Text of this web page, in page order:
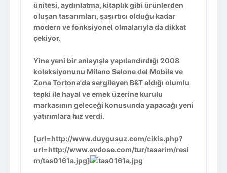
ünitesi, aydınlatma, kitaplık gibi ürünlerden
oluşan tasarımları, şaşırtıcı olduğu kadar
modern ve fonksiyonel olmalarıyla da dikkat
çekiyor.
Yine yeni bir anlayışla yapılandırdığı 2008
koleksiyonunu Milano Salone del Mobile ve
Zona Tortona'da sergileyen B&T aldığı olumlu
tepki ile hayal ve emek üzerine kurulu
markasının geleceği konusunda yapacağı yeni
yatırımlara hız verdi.
[url=http://www.duygusuz.com/cikis.php?
url=http://www.evdose.com/tur/tasarim/resi
m/tas0161a.jpg]